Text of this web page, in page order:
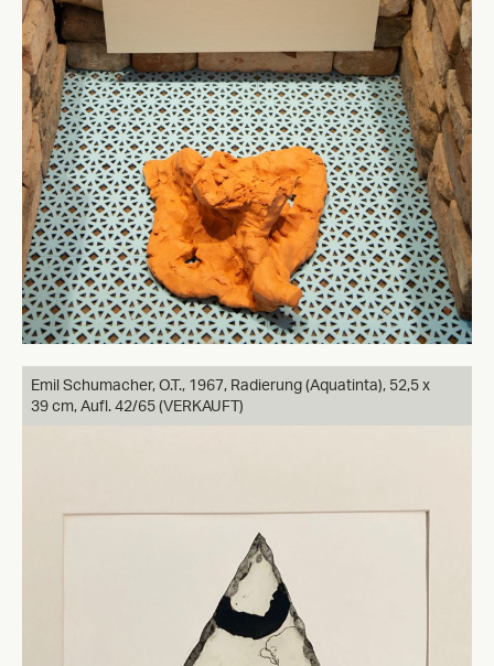
Emil Schumacher, O.T., 1967, Radierung (Aquatinta), 52,5 x
39 cm, Aufl. 42/65 (VERKAUFT)